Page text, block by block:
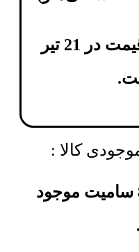
آخرین بروزرسانی قیمت در 21 تیر
کالا :
ماربل شیت کد 8012 سامیت موجود